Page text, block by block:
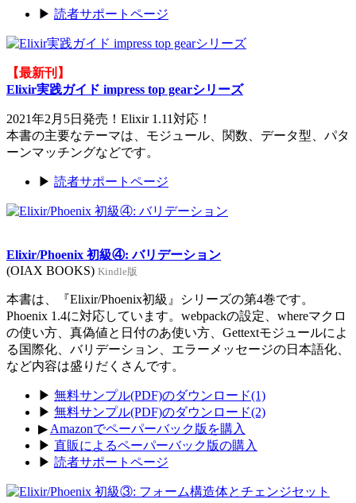
▶ 読者サポートページ
【最新刊】
Elixir実践ガイド impress top gearシリーズ
2021年2月5日発売！Elixir 1.11対応！
本書の主要なテーマは、モジュール、関数、データ型、パタ
ーンマッチングなどです。
▶ 読者サポートページ
Elixir/Phoenix 初級④: バリデーション
(OIAX BOOKS) Kindle版
本書は、『Elixir/Phoenix初級』シリーズの第4巻です。
Phoenix 1.4に対応しています。webpackの設定、whereマクロ
の使い方、真偽値と日付のあ使い方、Gettextモジュールによ
る国際化、バリデーション、エラーメッセージの日本語化、
など内容は盛りだくさんです。
▶ 無料サンプル(PDF)のダウンロード(1)
▶ 無料サンプル(PDF)のダウンロード(2)
▶ Amazonでペーパーバック版を購入
▶ 直販によるペーパーバック版の購入
▶ 読者サポートページ